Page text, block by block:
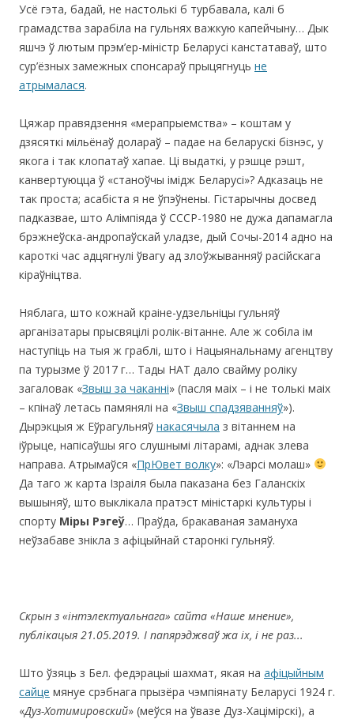
Усё гэта, бадай, не настолькі б турбавала, калі б
грамадства зарабіла на гульнях важкую капейчыну… Дык
яшчэ ў лютым прэм’ер-міністр Беларусі канстатаваў, што
сур’ёзных замежных спонсараў прыцягнуць не
атрымалася.
Цяжар правядзення «мерапрыемства» – коштам у
дзясяткі мільёнаў долараў – падае на беларускі бізнэс, у
якога і так клопатаў хапае. Ці выдаткі, у рэшце рэшт,
канвертуюцца ў «станоўчы імідж Беларусі»? Адказаць не
так проста; асабіста я не ўпэўнены. Гістарычны досвед
падказвае, што Алімпіяда ў СССР-1980 не дужа дапамагла
брэжнеўска-андропаўскай уладзе, дый Сочы-2014 адно на
кароткі час адцягнулі ўвагу ад злоўжыванняў расійскага
кіраўніцтва.
Няблага, што кожнай краіне-удзельніцы гульняў
арганізатары прысвяцілі ролік-вітанне. Але ж собіла ім
наступіць на тыя ж граблі, што і Нацыянальнаму агенцтву
па турызме ў 2017 г… Тады НАТ дало свайму роліку
загаловак «Звыш за чаканні» (пасля маіх – і не толькі маіх
– кпінаў летась памянялі на «Звыш спадзяванняў»).
Дырэкцыя ж Еўрагульняў накасячыла з вітаннем на
іўрыце, напісаўшы яго слушнымі літарамі, аднак злева
направа. Атрымаўся «ПрЮвет волку»: «Лэарсі молаш»
Да таго ж карта Ізраіля была паказана без Галанскіх
вышыняў, што выклікала пратэст міністаркі культуры і
спорту Міры Рэгеў… Праўда, бракаваная замануха
неўзабаве знікла з афіцыйнай старонкі гульняў.
Скрын з «інтэлектуальнага» сайта «Наше мнение»,
публікацыя 21.05.2019. І папярэджваў жа іх, і не раз...
Што ўзяць з Бел. федэрацыі шахмат, якая на афіцыйным
сайце мянуе срэбнага прызёра чэмпіянату Беларусі 1924 г.
«Дуз-Хотимировский» (меўся на ўвазе Дуз-Хацімірскі), а